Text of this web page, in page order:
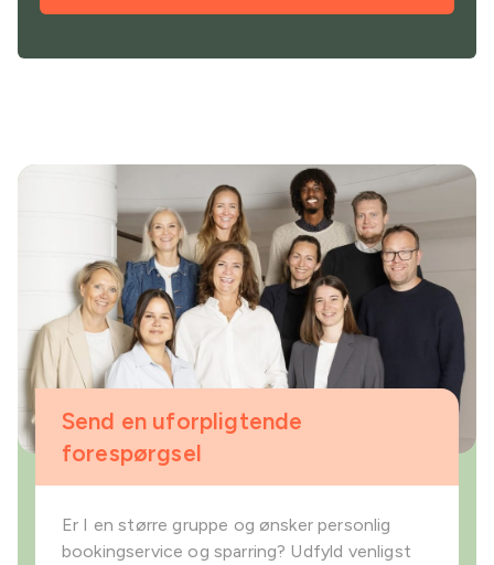
Send en uforpligtende
forespørgsel
Er I en større gruppe og ønsker personlig
bookingservice og sparring? Udfyld venligst